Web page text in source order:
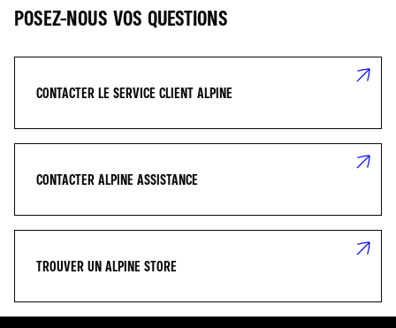
POSEZ-NOUS VOS QUESTIONS
CONTACTER LE SERVICE CLIENT ALPINE
CONTACTER ALPINE ASSISTANCE
TROUVER UN ALPINE STORE